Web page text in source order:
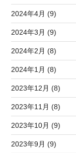
2024年4月 (9)
2024年3月 (9)
2024年2月 (8)
2024年1月 (8)
2023年12月 (8)
2023年11月 (8)
2023年10月 (9)
2023年9月 (9)